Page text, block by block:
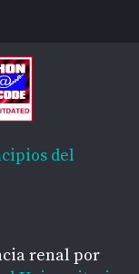
del
renal por